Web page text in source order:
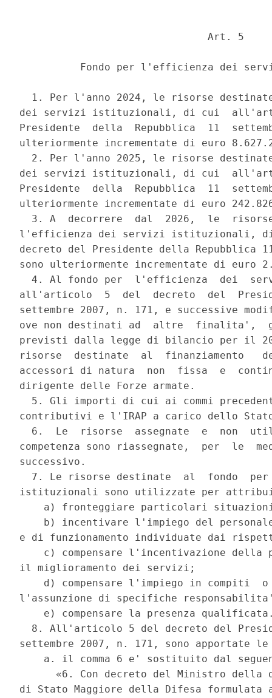
                               Art. 5
Fondo per l'efficienza dei
1. Per l'anno 2024, le risorse
dei servizi istituzionali, di cui
Presidente  della  Repubblica  11
ulteriormente incrementate di euro
2. Per l'anno 2025, le risorse
dei servizi istituzionali, di cui
Presidente  della  Repubblica  11
ulteriormente incrementate di euro
3. A  decorrere  dal  2026,  le
l'efficienza dei servizi istituzionali,
decreto del Presidente della Repubblica
sono ulteriormente incrementate di euro
4. Al fondo per  l'efficienza  dei
all'articolo  5  del  decreto  del
settembre 2007, n. 171, e successive
ove non destinati ad  altre  finalita',
previsti dalla legge di bilancio per il
risorse  destinate  al  finanziamento
accessori di natura  non  fissa  e
dirigente delle Forze armate.
5. Gli importi di cui ai commi
contributivi e l'IRAP a carico dello
6.  Le  risorse  assegnate  e  non
competenza sono riassegnate,  per  le
successivo.
7. Le risorse destinate  al  fondo
istituzionali sono utilizzate per
a) fronteggiare particolari
b) incentivare l'impiego del
e di funzionamento individuate dai
c) compensare l'incentivazione della
il miglioramento dei servizi;
d) compensare l'impiego in compiti
l'assunzione di specifiche
e) compensare la presenza
8. All'articolo 5 del decreto del
settembre 2007, n. 171, sono apportate
a. il comma 6 e' sostituito dal
«6. Con decreto del Ministro della
di Stato Maggiore della Difesa